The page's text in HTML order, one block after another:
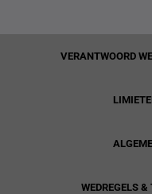
VERANTWOORD
WEDREGELS